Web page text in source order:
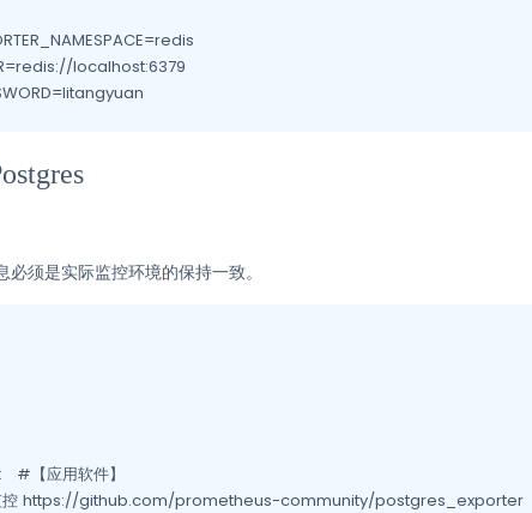
localhost:6379
必须是实际监控环境的保持一致。
#【应用软件】
控 https://github.com/prometheus-community/postgres_exporter